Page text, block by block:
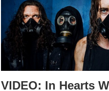
VIDEO: In Hearts